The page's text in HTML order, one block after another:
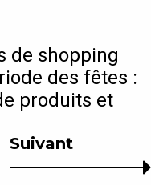
Suivant
de shopping
des fêtes :
produits et